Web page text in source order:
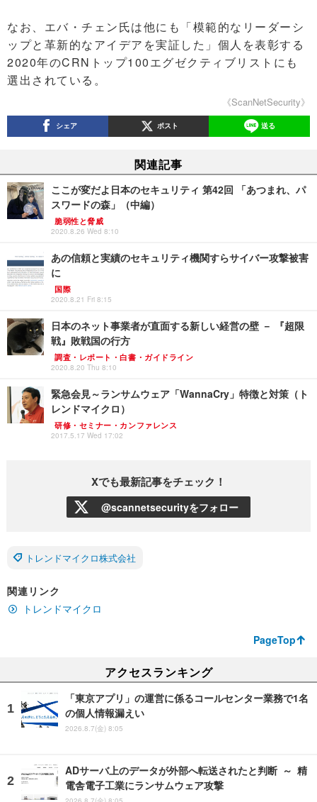
なお、エバ・チェン氏は他にも「模範的なリーダーシ
ップと革新的なアイデアを実証した」個人を表彰する
2020年のCRNトップ100エグゼクティブリストにも
選出されている。
《ScanNetSecurity》
シェア ポスト 送る
関連記事
ここが変だよ日本のセキュリティ 第42回 「あつまれ、パ
スワードの森」（中編）
脆弱性と脅威
2020.8.26 Wed 8:10
あの信頼と実績のセキュリティ機関すらサイバー攻撃被害
に
国際
2020.8.21 Fri 8:15
日本のネット事業者が直面する新しい経営の壁 － 『超限
戦』敗戦国の行方
調査・レポート・白書・ガイドライン
2020.8.20 Thu 8:10
緊急会見～ランサムウェア「WannaCry」特徴と対策（ト
レンドマイクロ）
研修・セミナー・カンファレンス
2017.5.17 Wed 17:02
Xでも最新記事をチェック！
@scannetsecurityをフォロー
トレンドマイクロ株式会社
関連リンク
トレンドマイクロ
PageTop
アクセスランキング
「東京アプリ」の運営に係るコールセンター業務で1名
の個人情報漏えい
2026.8.7(金) 8:05
ADサーバ上のデータが外部へ転送されたと判断 ～ 精
電舎電子工業にランサムウェア攻撃